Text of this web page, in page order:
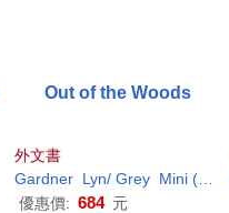
Mini/ Belloc
Out of the Woods
外文書
Gardner Lyn/ Grey Mini(ILT)
優惠價: 684 元